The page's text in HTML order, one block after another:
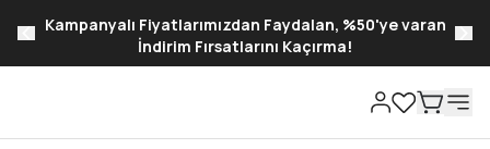
Kampanyalı Fiyatlarımızdan Faydalan, %50'ye varan
İndirim Fırsatlarını Kaçırma!